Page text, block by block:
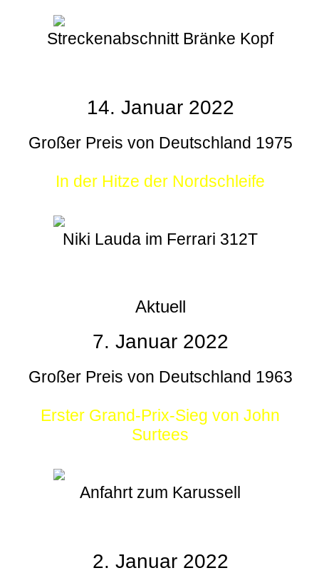
Streckenabschnitt Bränke Kopf
14. Januar 2022
Großer Preis von Deutschland 1975
In der Hitze der Nordschleife
Niki Lauda im Ferrari 312T
Aktuell
7. Januar 2022
Großer Preis von Deutschland 1963
Erster Grand-Prix-Sieg von John
Surtees
Anfahrt zum Karussell
2. Januar 2022